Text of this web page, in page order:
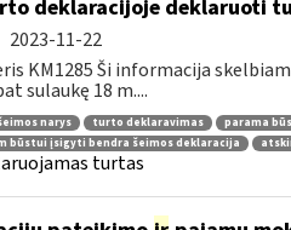
deklaracijoje deklaruoti
2023-11-22
KM1285 Ši informacija
sulaukę 18 m....
narys turto deklaravimas parama
būstui įsigyti bendra šeimos deklaracija
turtas